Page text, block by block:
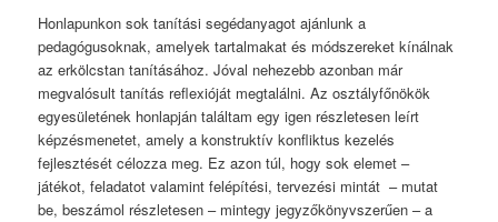
Honlapunkon sok tanítási segédanyagot ajánlunk a
pedagógusoknak, amelyek tartalmakat és módszereket kínálnak
az erkölcstan tanításához. Jóval nehezebb azonban már
megvalósult tanítás reflexióját megtalálni. Az osztályfőnökök
egyesületének honlapján találtam egy igen részletesen leírt
képzésmenetet, amely a konstruktív konfliktus kezelés
fejlesztését célozza meg. Ez azon túl, hogy sok elemet –
játékot, feladatot valamint felépítési, tervezési mintát – mutat
be, beszámol részletesen – mintegy jegyzőkönyvszerűen – a